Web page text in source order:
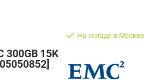
300GB 15K
На складе в Москве